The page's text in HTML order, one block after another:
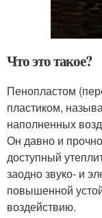
Что это такое?
Пенопластом
пластиком,
наполненных
Он давно и
доступный
заодно звуко- и
повышенной
воздействию.